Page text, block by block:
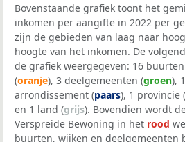
Bovenstaande grafiek toont het
inkomen per aangifte in 2022 per
zijn de gebieden van laag naar
hoogte van het inkomen. De
de grafiek weergegeven: 16
(oranje), 3 deelgemeenten (groen),
arrondissement (paars), 1 provincie (
en 1 land (grijs). Bovendien wordt
Verspreide Bewoning in het rood
buurten, wijken en deelgemeenten